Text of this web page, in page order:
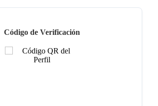
Código de Verificación